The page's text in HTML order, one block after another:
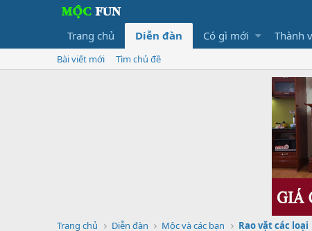
Trang chủ Diễn đàn Có gì mới Thành
Bài viết mới Tìm chủ đề
Trang chủ Diễn đàn Mộc và các bạn Rao vặt các loại